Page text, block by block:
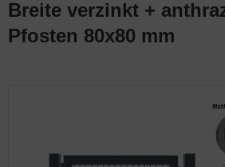
Breite verzinkt +
Pfosten 80x80 mm
Komplett-Zaunsets